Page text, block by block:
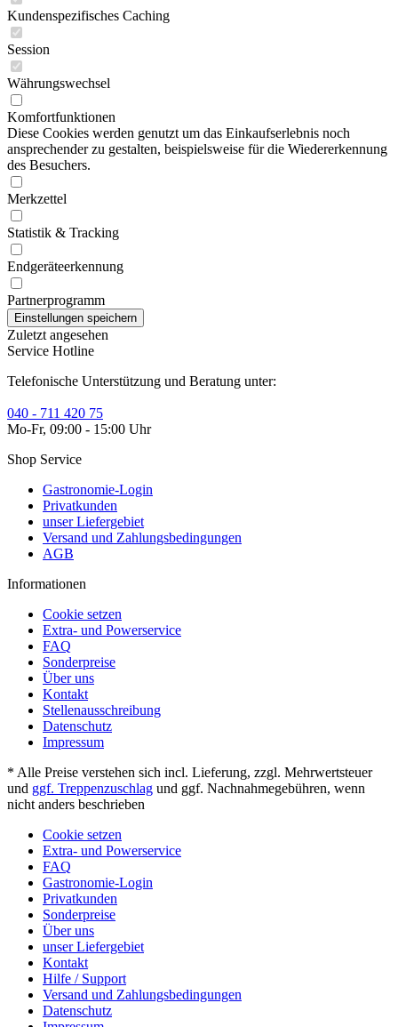
Kundenspezifisches Caching
Session
Währungswechsel
Komfortfunktionen
Diese Cookies werden genutzt um das Einkaufserlebnis noch
ansprechender zu gestalten, beispielsweise für die Wiedererkennung
des Besuchers.
Merkzettel
Statistik & Tracking
Endgeräteerkennung
Partnerprogramm
Zuletzt angesehen
Service Hotline
Telefonische Unterstützung und Beratung unter:
040 - 711 420 75
Mo-Fr, 09:00 - 15:00 Uhr
Shop Service
Gastronomie-Login
Privatkunden
unser Liefergebiet
Versand und Zahlungsbedingungen
AGB
Informationen
Cookie setzen
Extra- und Powerservice
FAQ
Sonderpreise
Über uns
Kontakt
Stellenausschreibung
Datenschutz
Impressum
* Alle Preise verstehen sich incl. Lieferung, zzgl. Mehrwertsteuer
und ggf. Treppenzuschlag und ggf. Nachnahmegebühren, wenn
nicht anders beschrieben
Cookie setzen
Extra- und Powerservice
FAQ
Gastronomie-Login
Privatkunden
Sonderpreise
Über uns
unser Liefergebiet
Kontakt
Hilfe / Support
Versand und Zahlungsbedingungen
Datenschutz